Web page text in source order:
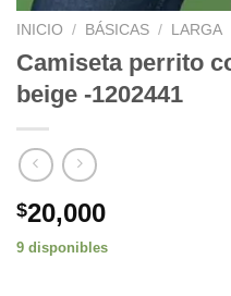
INICIO / BÁSICAS / LARGA
Camiseta perrito
beige -1202441
$20,000
9 disponibles